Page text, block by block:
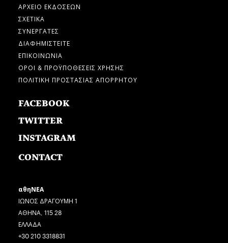
ΑΡΧΕΙΟ ΕΚΔΟΣΕΩΝ
ΣΧΕΤΙΚΑ
ΣΥΝΕΡΓΑΤΕΣ
ΔΙΑΦΗΜΙΣΤΕΙΤΕ
ΕΠΙΚΟΙΝΩΝΙΑ
ΟΡΟΙ & ΠΡΟΫΠΟΘΕΣΕΙΣ ΧΡΗΣΗΣ
ΠΟΛΙΤΙΚΗ ΠΡΟΣΤΑΣΙΑΣ ΑΠΟΡΡΗΤΟΥ
FACEBOOK
TWITTER
INSTAGRAM
CONTACT
αθηΝΕΑ
ΙΩΝΟΣ ΔΡΑΓΟΥΜΗ 1
ΑΘΗΝΑ, 115 28
ΕΛΛΑΔΑ
+30 210 3318831